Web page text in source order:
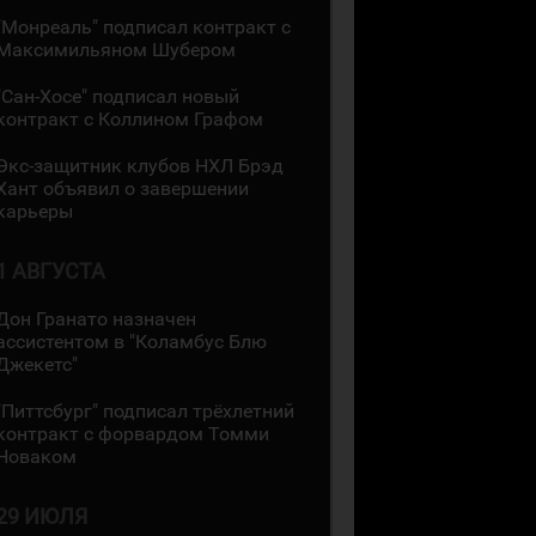
подписал контракт с
Шубером
Хосе" подписал новый
с Коллином Графом
защитник клубов НХЛ Брэд
объявил о завершении
АВГУСТА
Гранато назначен
в "Коламбус Блю
подписал трёхлетний
с форвардом Томми
ИЮЛЯ